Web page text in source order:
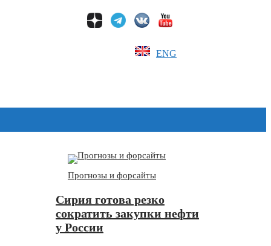
ENG
Прогнозы и форсайты
Сирия готова резко
сократить закупки нефти
у России